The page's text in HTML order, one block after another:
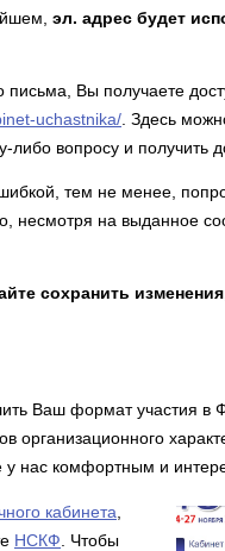
эл. адрес будет
Вы получаете
uchastnika/ . Здесь
вопросу и получить
тем не менее,
несмотря на выданное
сохранить изменения
Ваш формат участия в
у нас комфортным и
кабинета
НСКФ . Чтобы